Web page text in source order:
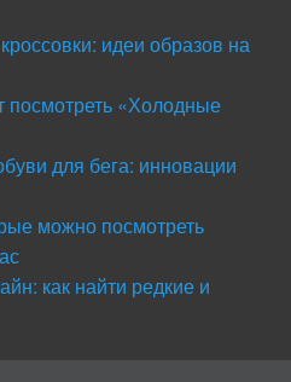
идеи образов на
посмотреть «Холодные
для бега: инновации
можно посмотреть
как найти редкие и